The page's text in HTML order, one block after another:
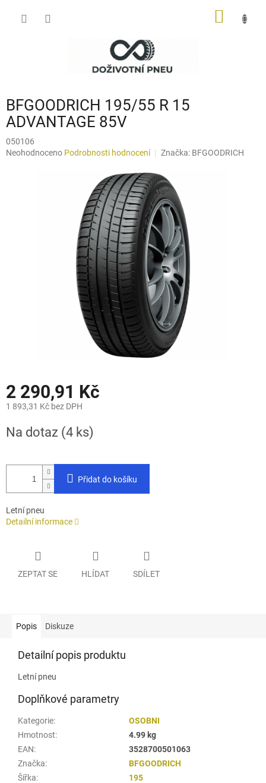
BFGOODRICH 195/55 R 15
ADVANTAGE 85V
050106
Průměrné
Neohodnoceno Podrobnosti hodnocení Značka: BFGOODRICH
2 290,91 Kč
1 893,31 Kč bez DPH
cena:
Na dotaz (4 ks)
Přidat do košíku
Letní pneu
Detailní informace
ZEPTAT SE HLÍDAT SDÍLET
Popis Diskuze
Detailní popis produktu
Letní pneu
Doplňkové parametry
Kategorie:
OSOBNI
Hmotnost:
4.99 kg
EAN:
3528700501063
Značka:
BFGOODRICH
Šířka:
195